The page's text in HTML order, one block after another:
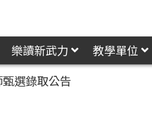
樂讀新武力 教學單位
選錄取公告